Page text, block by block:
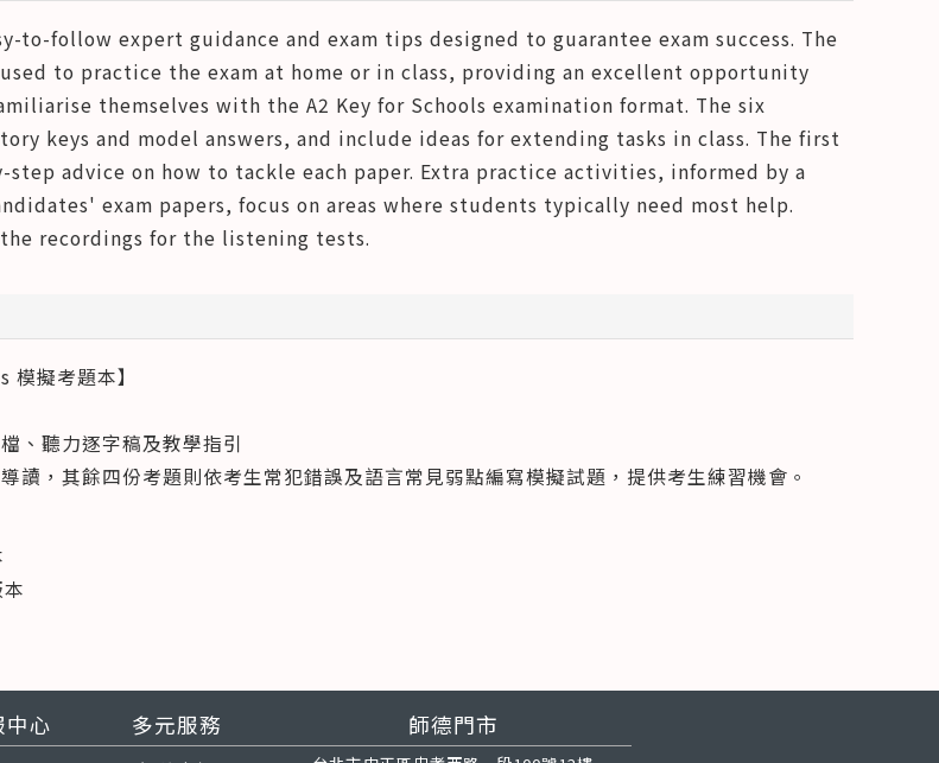
to-follow expert guidance and exam tips designed to guarantee exam success. The
to practice the exam at home or in class, providing an excellent opportunity
themselves with the A2 Key for Schools examination format. The six
keys and model answers, and include ideas for extending tasks in class. The first
advice on how to tackle each paper. Extra practice activities, informed by a
exam papers, focus on areas where students typically need most help.
recordings for the listening tests.
擬考題本】
、聽力逐字稿及教學指引
讀，其餘四份考題則依考生常犯錯誤及語言常見弱點編寫模擬試題，提供考生練習機會。
中心 多元服務 師德門市